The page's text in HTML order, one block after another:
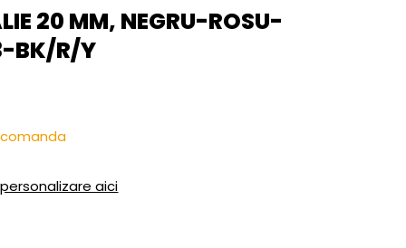
20 MM, NEGRU-ROSU-
BK/R/Y
aici